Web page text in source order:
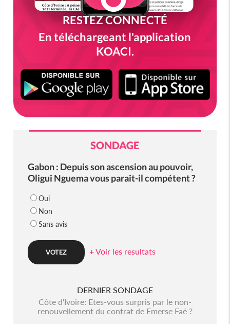
RESTEZ CONNECTÉ
En téléchargeant l'application
KOACI.
SONDAGE
Gabon : Depuis son ascension au pouvoir,
Oligui Nguema vous parait-il compétent ?
Oui
Non
Sans avis
+ Voir les resultats
DERNIER SONDAGE
Côte d'Ivoire: Etes-vous surpris par le non-
renouvellement du contrat de Emerse Faé ?